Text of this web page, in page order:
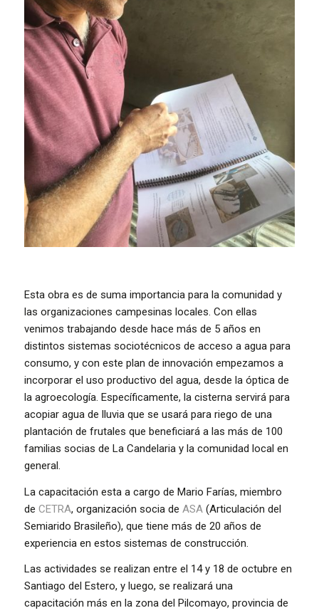
Esta obra es de suma importancia para la comunidad y
las organizaciones campesinas locales. Con ellas
venimos trabajando desde hace más de 5 años en
distintos sistemas sociotécnicos de acceso a agua para
consumo, y con este plan de innovación empezamos a
incorporar el uso productivo del agua, desde la óptica de
la agroecología. Específicamente, la cisterna servirá para
acopiar agua de lluvia que se usará para riego de una
plantación de frutales que beneficiará a las más de 100
familias socias de La Candelaria y la comunidad local en
general.
La capacitación esta a cargo de Mario Farías, miembro
de CETRA, organización socia de ASA (Articulación del
Semiarido Brasileño), que tiene más de 20 años de
experiencia en estos sistemas de construcción.
Las actividades se realizan entre el 14 y 18 de octubre en
Santiago del Estero, y luego, se realizará una
capacitación más en la zona del Pilcomayo, provincia de